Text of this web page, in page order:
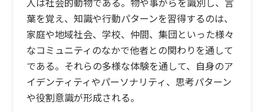
葉を覚え、知識や行動パターンを習得するのは、
家庭や地域社会、学校、仲間、集団といった様々
なコミュニティのなかで他者との関わりを通して
である。それらの多様な体験を通して、自身のア
イデンティティやパーソナリティ、思考パターン
や役割意識が形成される。